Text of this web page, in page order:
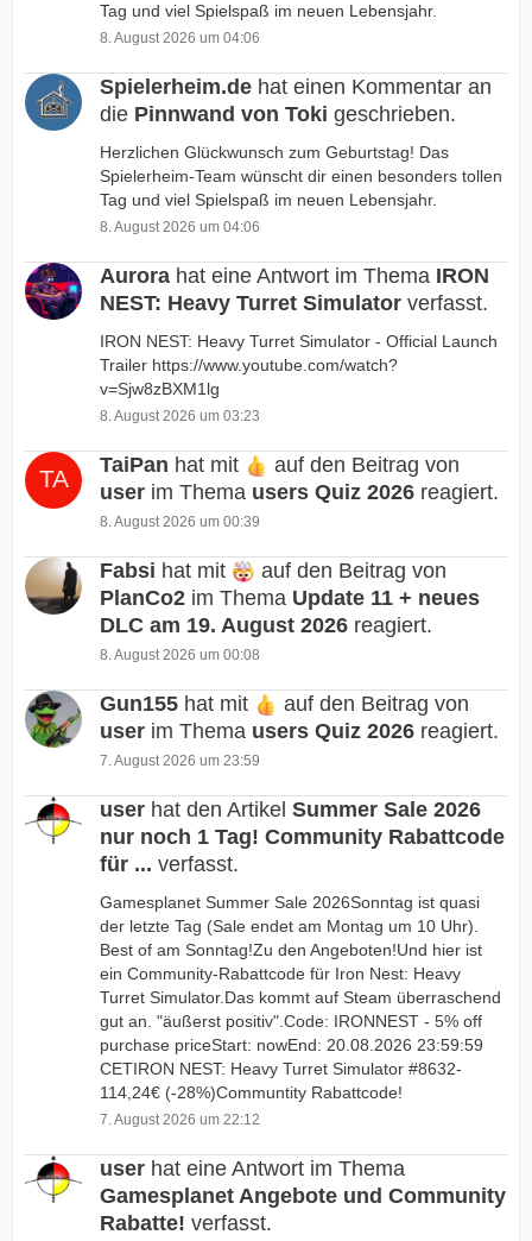
Tag und viel Spielspaß im neuen Lebensjahr.
8. August 2026 um 04:06
Spielerheim.de hat einen Kommentar an
die Pinnwand von Toki geschrieben.
Herzlichen Glückwunsch zum Geburtstag! Das
Spielerheim-Team wünscht dir einen besonders tollen
Tag und viel Spielspaß im neuen Lebensjahr.
8. August 2026 um 04:06
Aurora hat eine Antwort im Thema IRON
NEST: Heavy Turret Simulator verfasst.
IRON NEST: Heavy Turret Simulator - Official Launch
Trailer https://www.youtube.com/watch?
v=Sjw8zBXM1lg
8. August 2026 um 03:23
TaiPan hat mit
auf den Beitrag von
user im Thema users Quiz 2026 reagiert.
8. August 2026 um 00:39
Fabsi hat mit
auf den Beitrag von
PlanCo2 im Thema Update 11 + neues
DLC am 19. August 2026 reagiert.
8. August 2026 um 00:08
Gun155 hat mit
auf den Beitrag von
user im Thema users Quiz 2026 reagiert.
7. August 2026 um 23:59
user hat den Artikel Summer Sale 2026
nur noch 1 Tag! Community Rabattcode
für ... verfasst.
Gamesplanet Summer Sale 2026Sonntag ist quasi
der letzte Tag (Sale endet am Montag um 10 Uhr).
Best of am Sonntag!Zu den Angeboten!Und hier ist
ein Community-Rabattcode für Iron Nest: Heavy
Turret Simulator.Das kommt auf Steam überraschend
gut an. "äußerst positiv".Code: IRONNEST - 5% off
purchase priceStart: nowEnd: 20.08.2026 23:59:59
CETIRON NEST: Heavy Turret Simulator #8632-
114,24€ (-28%)Communtity Rabattcode!
7. August 2026 um 22:12
user hat eine Antwort im Thema
Gamesplanet Angebote und Community
Rabatte! verfasst.